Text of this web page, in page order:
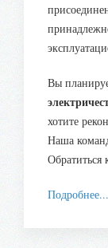
Вы
хотите
Наша
Подробнее...